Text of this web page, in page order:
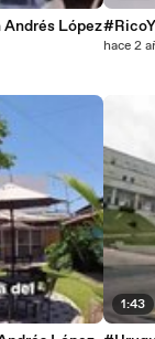
López
hace 2
1:43